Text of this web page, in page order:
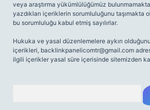
veya araştırma yükümlülüğümüz
yazdıkları içeriklerin sorumluluğunu taşımakta
bu sorumluluğu kabul etmiş sayılırlar.
Hukuka ve yasal düzenlemelere aykırı
içerikleri, backlinkpanelicomtr@gmail.com
ilgili içerikler yasal süre içerisinde sitemizden